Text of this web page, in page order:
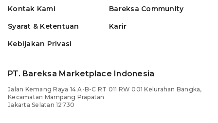
Kontak Kami
Syarat & Ketentuan
Kebijakan Privasi
Bareksa Community
Karir
PT. Bareksa Marketplace Indonesia
Jalan Kemang Raya 14 A-B-C RT 011 RW 001 Kelurahan Bangka,
Kecamatan Mampang Prapatan
Jakarta Selatan 12730